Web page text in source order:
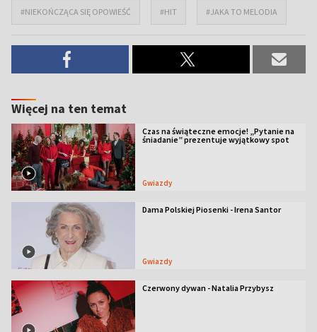
#NIEKOŃCZĄCA SIĘ OPOWIEŚĆ #HIT #JAKA TO MELODIA
Więcej na ten temat
Czas na świąteczne emocje! „Pytanie na
śniadanie” prezentuje wyjątkowy spot
Gwiazdy
Dama Polskiej Piosenki - Irena Santor
Gwiazdy
Czerwony dywan - Natalia Przybysz